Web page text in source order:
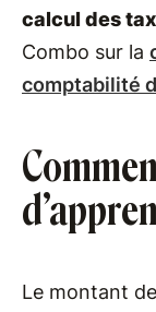
calcul des
Combo sur la
comptabilité
Le montant